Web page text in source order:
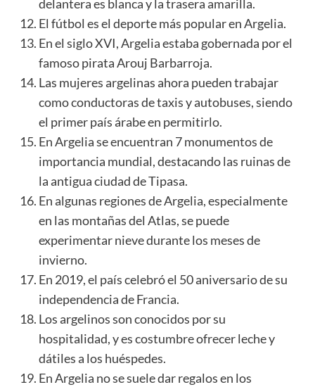
delantera es blanca y la trasera amarilla.
El fútbol es el deporte más popular en Argelia.
En el siglo XVI, Argelia estaba gobernada por el
famoso pirata Arouj Barbarroja.
Las mujeres argelinas ahora pueden trabajar
como conductoras de taxis y autobuses, siendo
el primer país árabe en permitirlo.
En Argelia se encuentran 7 monumentos de
importancia mundial, destacando las ruinas de
la antigua ciudad de Tipasa.
En algunas regiones de Argelia, especialmente
en las montañas del Atlas, se puede
experimentar nieve durante los meses de
invierno.
En 2019, el país celebró el 50 aniversario de su
independencia de Francia.
Los argelinos son conocidos por su
hospitalidad, y es costumbre ofrecer leche y
dátiles a los huéspedes.
En Argelia no se suele dar regalos en los